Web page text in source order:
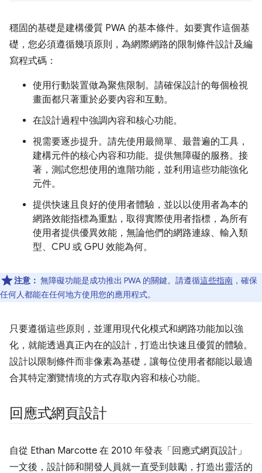
穩固的基礎是建構優質 PWA 的基本條件。如要實作這個基
礎，您必須遵循幾項原則，為網際網路的限制條件設計及編
寫程式碼：
使用行動裝置做為聚焦限制。請確保設計的每個檢視
畫面都只著重於必要內容和互動。
在設計過程中強調內容和核心功能。
視需要逐步提升。請先使用最簡單、最普遍的工具，
建構元件的核心內容和功能。提供無障礙的服務。接
著，測試您想使用的進階功能，並利用這些功能強化
元件。
提供快速且良好的使用者體驗，並以以使用者為本的
網路效能指標為重點，取得實際使用者指標，為所有
使用者提供優異效能，無論他們的網路連線、輸入類
型、CPU 或 GPU 效能為何。
注意： 無障礙功能是成功推出 PWA 的關鍵。請遵循這些指南 ，確保
任何人都能在任何地方使用您的應用程式。
只要遵循這些原則，並運用現代化模式和網路功能加以強
化，就能透過真正內在的設計，打造出快速且優質的體驗。
設計以限制條件而非像素為基礎，讓每位使用者都能以最適
合其特定瀏覽情境的方式存取內容和核心功能。
回應式網頁設計
自從 Ethan Marcotte 在 2010 年發表「回應式網頁設計」
一文後，設計師和開發人員就一直受到鼓勵，打造出靈活的